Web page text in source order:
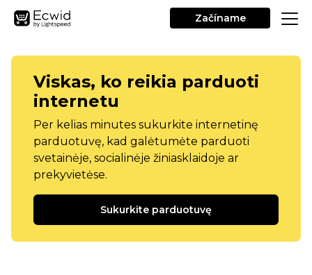
Začíname
Viskas, ko reikia parduoti
internetu
Per kelias minutes sukurkite internetinę
parduotuvę, kad galėtumėte parduoti
svetainėje, socialinėje žiniasklaidoje ar
prekyvietėse.
Sukurkite parduotuvę